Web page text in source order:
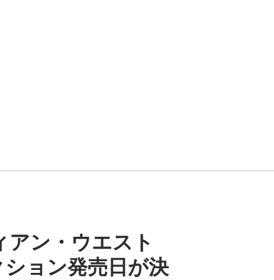
ン・ウエスト
ョン発売日が決